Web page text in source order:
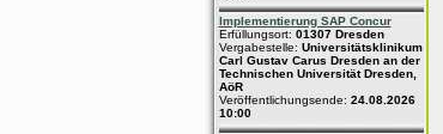
Implementierung SAP Concur
Erfüllungsort: 01307 Dresden
Vergabestelle: Universitätsklinikum
Carl Gustav Carus Dresden an der
Technischen Universität Dresden,
AöR
Veröffentlichungsende: 24.08.2026
10:00